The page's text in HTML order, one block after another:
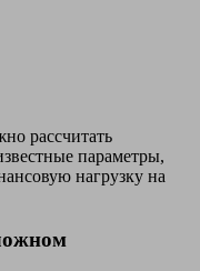
рассчитать
параметры,
нагрузку на